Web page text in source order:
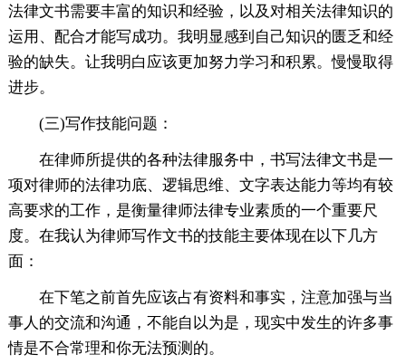
法律文书需要丰富的知识和经验，以及对相关法律知识的
运用、配合才能写成功。我明显感到自己知识的匮乏和经
验的缺失。让我明白应该更加努力学习和积累。慢慢取得
进步。
(三)写作技能问题：
在律师所提供的各种法律服务中，书写法律文书是一
项对律师的法律功底、逻辑思维、文字表达能力等均有较
高要求的工作，是衡量律师法律专业素质的一个重要尺
度。在我认为律师写作文书的技能主要体现在以下几方
面：
在下笔之前首先应该占有资料和事实，注意加强与当
事人的交流和沟通，不能自以为是，现实中发生的许多事
情是不合常理和你无法预测的。